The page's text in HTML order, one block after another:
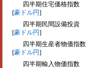
四半期住宅価格指数
[豪ドル円]
四半期民間設備投資
[豪ドル円]
四半期生産者物価指数
[豪ドル円]
四半期輸入物価指数